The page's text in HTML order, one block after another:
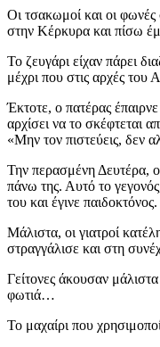
Οι τσακωμοί και οι φωνές
στην Κέρκυρα και πίσω
Το ζευγάρι είχαν πάρει
μέχρι που στις αρχές του
Έκτοτε, ο πατέρας
αρχίσει να το σκέφτεται
«Μην τον πιστεύεις, δεν
Την περασμένη Δευτέρα, ο
πάνω της. Αυτό το
του και έγινε παιδοκτόνος.
Μάλιστα, οι γιατροί
στραγγάλισε και στη
Γείτονες άκουσαν
φωτιά…
Το μαχαίρι που